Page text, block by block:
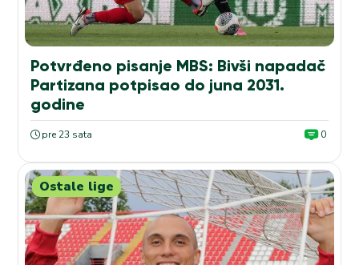
Potvrđeno pisanje MBS: Bivši napadač
Partizana potpisao do juna 2031.
godine
pre 23 sata 0
Ostale lige